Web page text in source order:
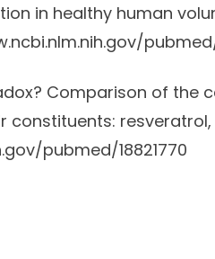
in healthy human
Comparison of the
pubmed/18821770